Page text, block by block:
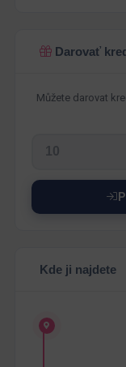
Darovať
Můžete darovat
Kde ji najdete